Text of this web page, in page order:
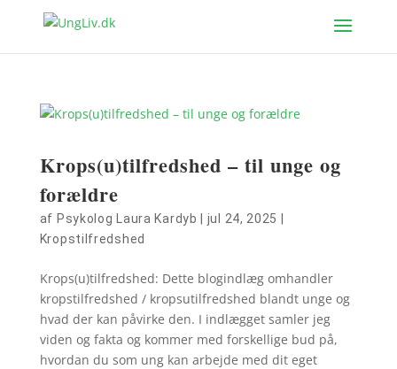
Krops(u)tilfredshed – til unge og
forældre
af Psykolog Laura Kardyb jul 24, 2025
Kropstilfredshed
Krops(u)tilfredshed: Dette blogindlæg omhandler
kropstilfredshed / kropsutilfredshed blandt unge og
hvad der kan påvirke den. I indlægget samler jeg
viden og fakta og kommer med forskellige bud på,
hvordan du som ung kan arbejde med dit eget